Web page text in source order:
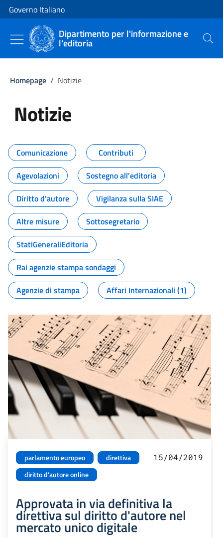
Vai al contenuto
Vai alla navigazione del sito
Governo Italiano
Dipartimento per l'informazione e
l'editoria Cerca
Homepage / Notizie
Notizie
Tutti i contenuti della pagina
Comunicazione
Contributi
Agevolazioni
Sostegno all'editoria
Diritto d'autore
Vigilanza sulla SIAE
Altre misure
Sottosegretario
StatiGeneraliEditoria
Rai agenzie stampa sondaggi
Agenzie di stampa
Affari Internazionali (1)
parlamento europeo
direttiva
diritto d'autore online
15/04/2019
Approvata in via definitiva la
direttiva sul diritto d'autore nel
mercato unico digitale